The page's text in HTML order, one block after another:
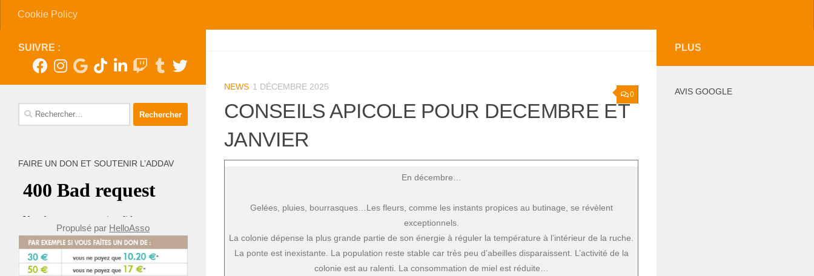
Cookie Policy
0
NEWS 1 DÉCEMBRE 2025
CONSEILS APICOLE POUR DECEMBRE ET
JANVIER ­
En décembre…
Gelées, pluies, bourrasques…Les fleurs, comme les instants propices au butinage, se révèlent
exceptionnels.
La colonie dépense la plus grande partie de son énergie à réguler la température à l’intérieur de la ruche.
La ponte est inexistante. La population reste stable car très peu d’abeilles disparaissent. L’activité de la
colonie est au ralenti. La consommation de miel est réduite…
SUIVRE :
Rechercher :
FAIRE UN DON ET SOUTENIR L’ADDAV
Propulsé par HelloAsso
PLUS
AVIS GOOGLE
farrah zouari
l’Addav, pour un nid de
guêpes sous un toit.
et gentillesse.